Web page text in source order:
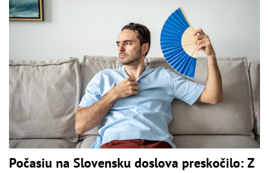
Počasiu na Slovensku doslova preskočilo: Z